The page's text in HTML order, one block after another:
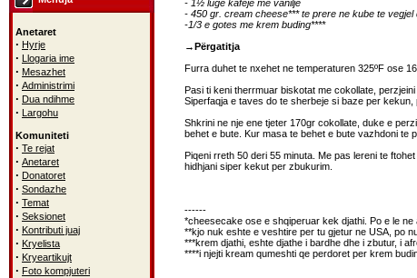
Anetaret
· Hyrje
· Llogaria ime
· Mesazhet
· Administrimi
· Dua ndihme
· Largohu
Komuniteti
· Te rejat
· Anetaret
· Donatoret
· Sondazhe
· Temat
· Seksionet
· Kontributi juaj
· Kryelista
· Kryeartikujt
· Foto kompjuteri
- 1½ luge kafeje me vanilje
- 450 gr. cream cheese*** te prere ne kube te vegjel
-1/3 e gotes me krem buding****
→Përgatitja
Furra duhet te nxehet ne temperaturen 325ºF ose
Pasi ti keni therrmuar biskotat me cokollate,
Siperfaqja e taves do te sherbeje si baze per
Shkrini ne nje ene tjeter 170gr cokollate, duke e
behet e bute. Kur masa te behet e bute vazhdoni te
Piqeni rreth 50 deri 55 minuta. Me pas lereni te
hidhjani siper kekut per zbukurim.
------
*cheesecake ose e shqiperuar kek djathi. Po e le
**kjo nuk eshte e veshtire per tu gjetur ne USA, po
***krem djathi, eshte djathe i bardhe dhe i zbutur, i
****i njejti kream qumeshti qe perdoret per krem